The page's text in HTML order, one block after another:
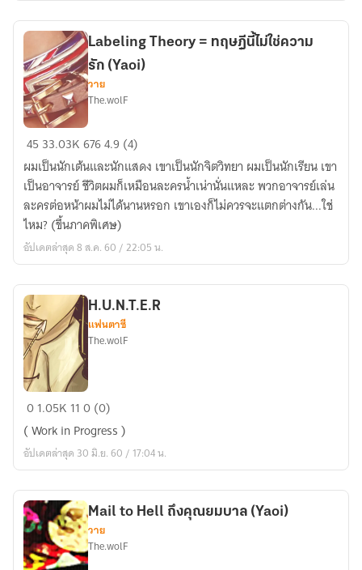
กับ
สนพ.
1168)
Labeling
Theory
=
ทฤษฎี
นี้
ไม่ใช่
ความ
(Yaoi)
Labeling Theory = ทฤษฎีนี้ไม่ใช่ความ
รัก (Yaoi)
วาย
The.wolF
45 33.03K6764.9 (4)
ผมเป็นนักเต้นและนักแสดง เขาเป็นนักจิตวิทยา ผมเป็นนักเรียน เขา
เป็นอาจารย์ ชีวิตผมก็เหมือนละครน้ำเน่านั่นแหละ พวกอาจารย์เล่น
ละครต่อหน้าผมไม่ได้นานหรอก เขาเองก็ไม่ควรจะแตกต่างกัน...ใช่
ไหม? (ขึ้นภาคพิเศษ)
อัปเดตล่าสุด 8 ส.ค. 60 / 22:05 น.
H.U.N.T.E.R
H.U.N.T.E.R
แฟนตาซี
The.wolF
01.05K 110 (0)
( Work in Progress )
อัปเดตล่าสุด 30 มิ.ย. 60 / 17:04 น.
Mail to Hell ถึงคุณยมบาล (Yaoi)
วาย
The.wolF